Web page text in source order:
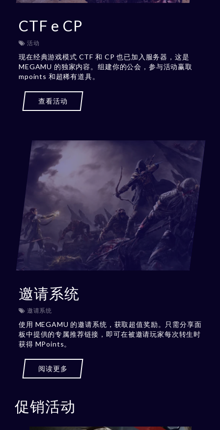
CTF e CP
活动
现在经典游戏模式 CTF 和 CP 也已加入服务器，这是
MEGAMU 的独家内容。组建你的公会，参与活动赢取
mpoints 和超稀有道具。
查看活动
邀请系统
邀请系统
使用 MEGAMU 的邀请系统，获取超值奖励。只需分享面
板中提供的专属推荐链接，即可在被邀请玩家每次转生时
获得 MPoints。
阅读更多
促销活动